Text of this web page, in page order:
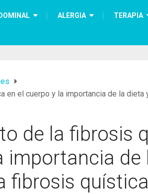
ALERGIA TERAPIA
el cuerpo y la importancia de la dieta
de la fibrosis
importancia de
fibrosis